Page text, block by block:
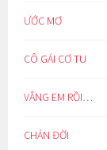
ƯỚC MƠ
CÔ GÁI CƠ TU
VẮNG EM RỒI…
CHÁN ĐỜI